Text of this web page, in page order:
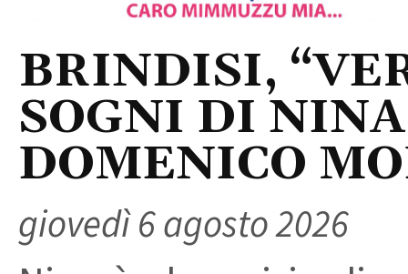
BRINDISI,
SOGNI DI
DOMENICO
giovedì 6 agosto 2026